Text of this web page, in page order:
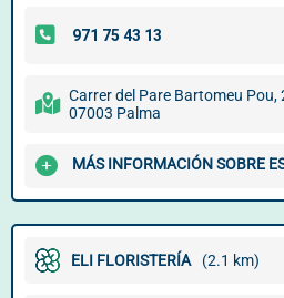
Carrer del Pare Bartomeu Pou,
07003 Palma
MÁS INFORMACIÓN SOBRE
ELI FLORISTERÍA (2.1 km)